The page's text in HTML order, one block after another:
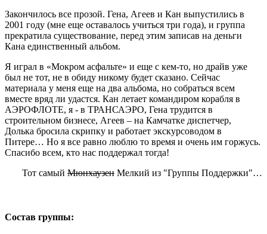
Закончилось все прозой. Гена, Агеев и Кан выпустились в
2001 году (мне еще оставалось учиться три года), и группа
прекратила существование, перед этим записав на деньги
Кана единственный альбом.
Я играл в «Мокром асфальте» и еще с кем-то, но драйв уже
был не тот, не в обиду никому будет сказано. Сейчас
материала у меня еще на два альбома, но собраться всем
вместе вряд ли удастся. Кан летает командиром корабля в
АЭРОФЛОТЕ, я - в ТРАНСАЭРО, Гена трудится в
строительном бизнесе, Агеев – на Камчатке диспетчер,
Долька бросила скрипку и работает экскурсоводом в
Питере… Но я все равно люблю то время и очень им горжусь.
Спасибо всем, кто нас поддержал тогда!
Тот самый Мюнхаузен Мелкий из "Группы Поддержки"…
Состав группы: